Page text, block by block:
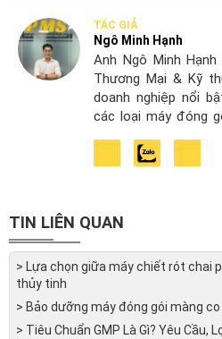
TÁC GIẢ
Ngô Minh Hạnh
Anh Ngô Minh
Thương Mại & Kỹ
doanh nghiệp nổi
các loại máy đóng
Việt Nam. Với
TIN LIÊN QUAN
> Lựa chọn giữa máy chiết rót chai
thủy tinh
> Bảo dưỡng máy đóng gói màng
> Tiêu Chuẩn GMP Là Gì? Yêu Cầu,